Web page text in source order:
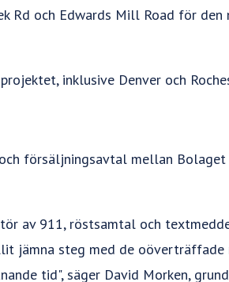
Rd och Edwards Mill Road för
inklusive Denver och
försäljningsavtal mellan
av 911, röstsamtal och
jämna steg med de oöverträffade
tid", säger David Morken,